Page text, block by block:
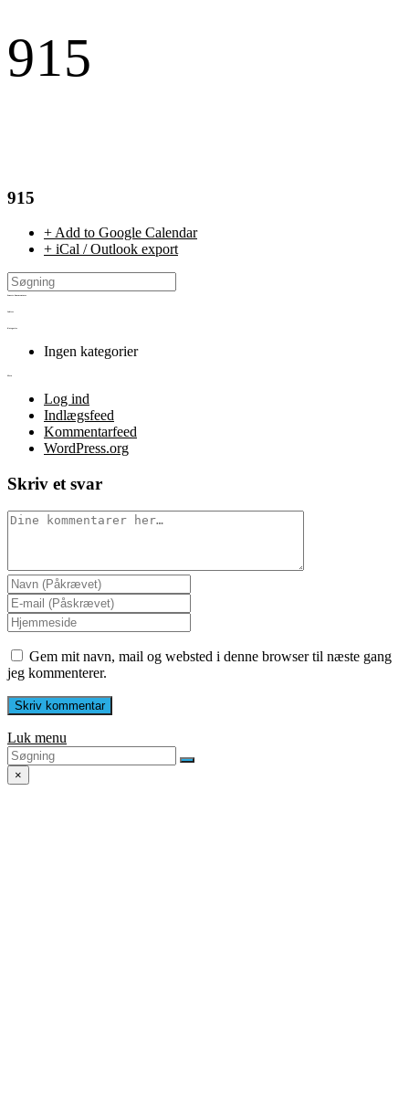
915
915
+ Add to Google Calendar
+ iCal / Outlook export
Ingen kategorier
Log ind
Indlægsfeed
Kommentarfeed
WordPress.org
Skriv et svar
Gem mit navn, mail og websted i denne browser til næste gang
jeg kommenterer.
Luk menu
×